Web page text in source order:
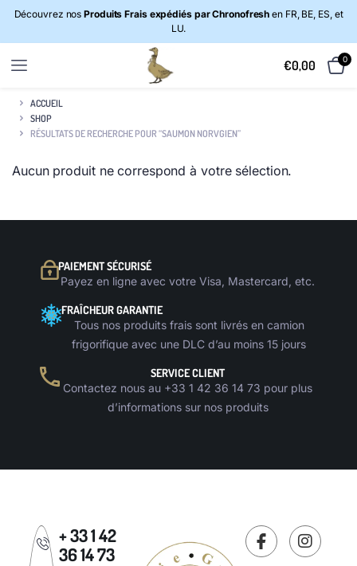
Découvrez nosProduits Frais expédiés par Chronofresh en FR, BE, ES, et
LU.
€0,00 0
ACCUEIL
SHOP
RÉSULTATS DE RECHERCHE POUR “SAUMON NORVGIEN”
Aucun produit ne correspond à votre sélection.
PAIEMENT SÉCURISÉ
Payez en ligne avec votre Visa, Mastercard, etc.
FRAÎCHEUR GARANTIE
Tous nos produits frais sont livrés en camion
frigorifique avec une DLC d’au moins 15 jours
SERVICE CLIENT
Contactez nous au +33 1 42 36 14 73 pour plus
d’informations sur nos produits
+ 33 1 42
36 14 73